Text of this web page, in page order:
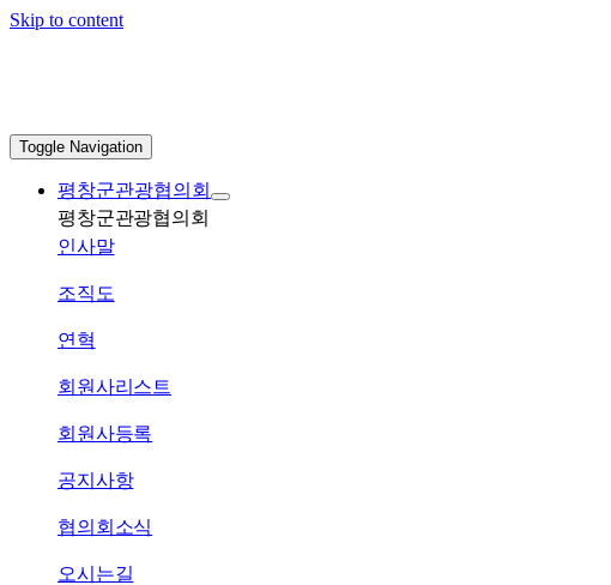
Skip to content
Toggle Navigation
평창군관광협의회
평창군관광협의회
인사말
조직도
연혁
회원사리스트
회원사등록
공지사항
협의회소식
오시는길